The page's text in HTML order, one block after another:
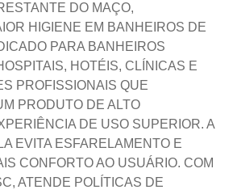
DO MAÇO,
HIGIENE EM BANHEIROS DE
PARA BANHEIROS
HOTÉIS, CLÍNICAS E
PROFISSIONAIS QUE
PRODUTO DE ALTO
DE USO SUPERIOR. A
EVITA ESFARELAMENTO E
CONFORTO AO USUÁRIO. COM
ATENDE POLÍTICAS DE